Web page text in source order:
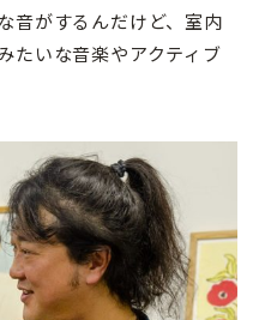
音がするんだけど、室内
たいな音楽やアクティブ